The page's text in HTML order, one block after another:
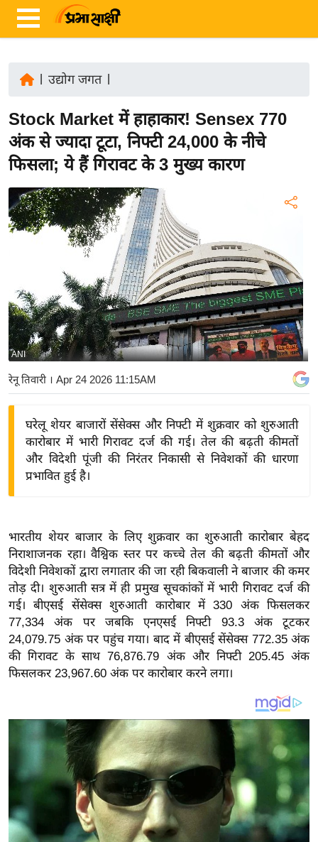
ज़ा
ख
ब
र
रा
ष्ट्री
र्रा
ष्ट्री
य
बि
ज़
ने
द्यो
वि
शे
ष
ज्ञ
रा
य
ब
ज
खे
के
I
उद्योग जगत|
Stock Market में हाहाकार! Sensex 770
अंक से ज्यादा टूटा, निफ्टी 24,000 के नीचे
फिसला; ये हैं गिरावट के 3 मुख्य कारण
ANI
रेनू तिवारी । Apr 24 2026 11:15AM
घरेलू शेयर बाजारों सेंसेक्स और निफ्टी में शुक्रवार को शुरुआती
कारोबार में भारी गिरावट दर्ज की गई। तेल की बढ़ती कीमतों
और विदेशी पूंजी की निरंतर निकासी से निवेशकों की धारणा
प्रभावित हुई है।
भारतीय शेयर बाजार के लिए शुक्रवार का शुरुआती कारोबार बेहद
निराशाजनक रहा। वैश्विक स्तर पर कच्चे तेल की बढ़ती कीमतों और
विदेशी निवेशकों द्वारा लगातार की जा रही बिकवाली ने बाजार की कमर
तोड़ दी। शुरुआती सत्र में ही प्रमुख सूचकांकों में भारी गिरावट दर्ज की
गई।बीएसई सेंसेक्स शुरुआती कारोबार में 330 अंक फिसलकर
77,334 अंक पर जबकि एनएसई निफ्टी 93.3 अंक टूटकर
24,079.75 अंक पर पहुंच गया। बाद में बीएसई सेंसेक्स 772.35 अंक
की गिरावट के साथ 76,876.79 अंक और निफ्टी 205.45 अंक
फिसलकर 23,967.60 अंक पर कारोबार करने लगा।